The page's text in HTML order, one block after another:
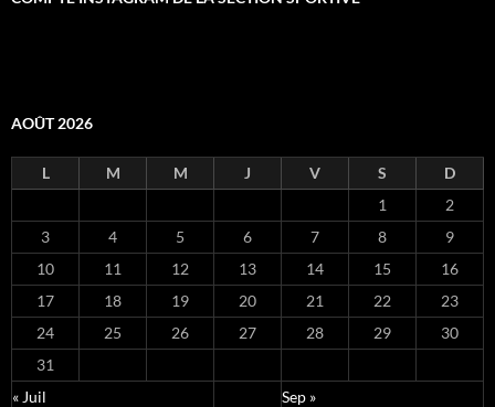
AOÛT 2026
L M M J V S
D
1
2
3
4 5 6 7 8
9
10
11 12 13 14 15
16
17
18 19 20 21 22
23
24
25 26 27 28 29
30
31
« Juil
Sep »